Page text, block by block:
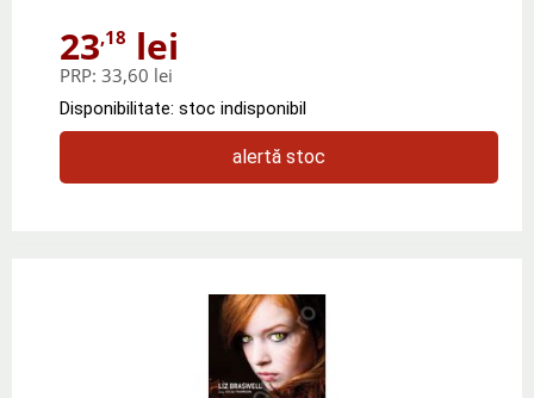
23,18 lei
PRP: 33,60 lei
Disponibilitate: stoc indisponibil
alertă stoc